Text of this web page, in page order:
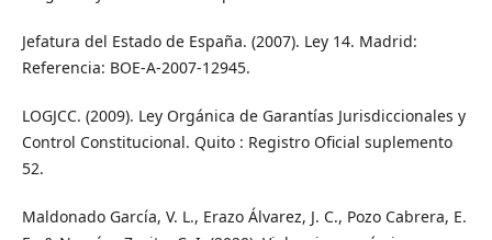
Jefatura del Estado de España. (2007). Ley 14. Madrid:
Referencia: BOE-A-2007-12945.
LOGJCC. (2009). Ley Orgánica de Garantías Jurisdiccionales y
Control Constitucional. Quito : Registro Oficial suplemento
52.
Maldonado García, V. L., Erazo Álvarez, J. C., Pozo Cabrera, E.